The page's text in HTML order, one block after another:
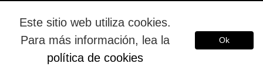
Este sitio web utiliza cookies.
Para más información, lea la
política de cookies
Ok
American English Deutsch
Français